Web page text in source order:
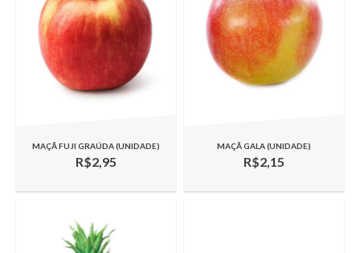
MAÇÃ FUJI GRAÚDA (UNIDADE)
R$2,95
MAÇÃ GALA (UNIDADE)
R$2,15